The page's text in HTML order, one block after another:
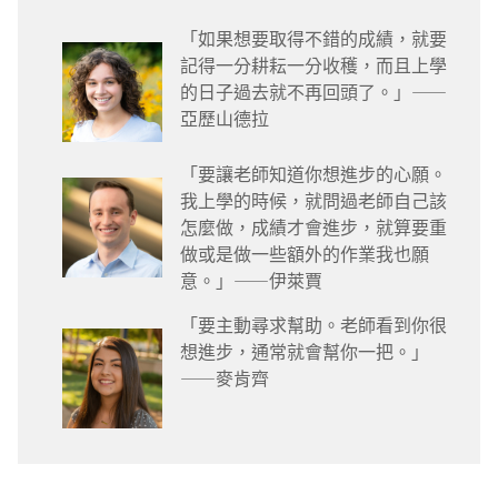
「如果想要取得不錯的成績，就要
記得一分耕耘一分收穫，而且上學
的日子過去就不再回頭了。」——
亞歷山德拉
「要讓老師知道你想進步的心願。
我上學的時候，就問過老師自己該
怎麼做，成績才會進步，就算要重
做或是做一些額外的作業我也願
意。」——伊萊賈
「要主動尋求幫助。老師看到你很
想進步，通常就會幫你一把。」
——麥肯齊